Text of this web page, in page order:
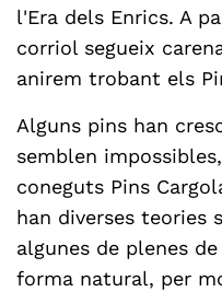
l'Era dels Enrics. A
corriol segueix
anirem trobant els
Alguns pins han
semblen
coneguts Pins
han diverses teories
algunes de plenes
forma natural, per